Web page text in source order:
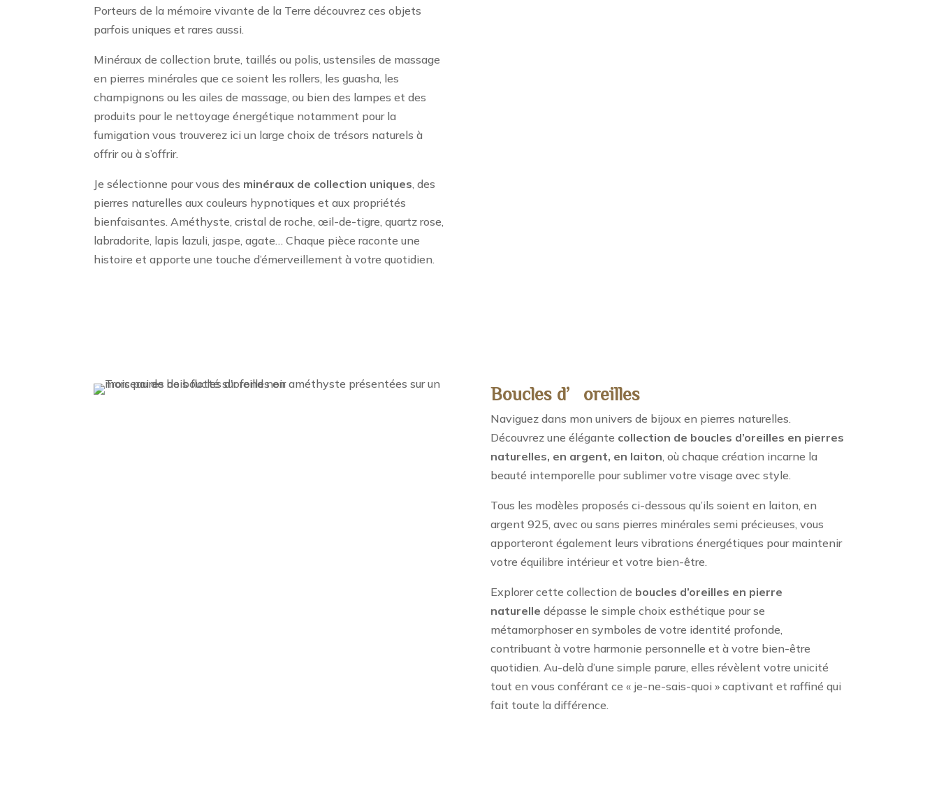
Porteurs de la mémoire vivante de la Terre découvrez ces objets
parfois uniques et rares aussi.
Minéraux de collection brute, taillés ou polis, ustensiles de massage
en pierres minérales que ce soient les rollers, les guasha, les
champignons ou les ailes de massage, ou bien des lampes et des
produits pour le nettoyage énergétique notamment pour la
fumigation vous trouverez ici un large choix de trésors naturels à
offrir ou à s’offrir.
Je sélectionne pour vous des minéraux de collection uniques, des
pierres naturelles aux couleurs hypnotiques et aux propriétés
bienfaisantes. Améthyste, cristal de roche, œil-de-tigre, quartz rose,
labradorite, lapis lazuli, jaspe, agate… Chaque pièce raconte une
histoire et apporte une touche d’émerveillement à votre quotidien.
Boucles d’oreilles
Naviguez dans mon univers de bijoux en pierres naturelles.
Découvrez une élégante collection de boucles d’oreilles en pierres
naturelles, en argent, en laiton, où chaque création incarne la
beauté intemporelle pour sublimer votre visage avec style.
Tous les modèles proposés ci-dessous qu’ils soient en laiton, en
argent 925, avec ou sans pierres minérales semi précieuses, vous
apporteront également leurs vibrations énergétiques pour maintenir
votre équilibre intérieur et votre bien-être.
Explorer cette collection de boucles d’oreilles en pierre
naturelle dépasse le simple choix esthétique pour se
métamorphoser en symboles de votre identité profonde,
contribuant à votre harmonie personnelle et à votre bien-être
quotidien. Au-delà d’une simple parure, elles révèlent votre unicité
tout en vous conférant ce « je-ne-sais-quoi » captivant et raffiné qui
fait toute la différence.